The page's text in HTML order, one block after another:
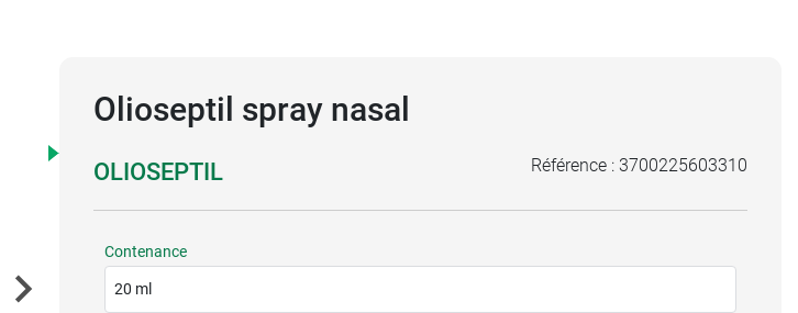
Olioseptil spray nasal
OLIOSEPTIL Référence : 3700225603310
Contenance
20 ml